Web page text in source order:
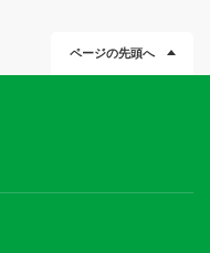
ページの先頭へ